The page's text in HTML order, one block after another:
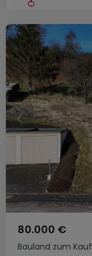
Bauland zum Kauf
80.000 €